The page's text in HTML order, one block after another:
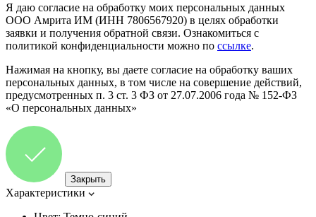
Я даю согласие на обработку моих персональных данных
ООО Амрита ИМ (ИНН 7806567920) в целях обработки
заявки и получения обратной связи. Ознакомиться с
политикой конфиденциальности можно по ссылке.
Нажимая на кнопку, вы даете согласие на обработку ваших
персональных данных, в том числе на совершение действий,
предусмотренных п. 3 ст. 3 ФЗ от 27.07.2006 года № 152-ФЗ
«О персональных данных»
Закрыть
Характеристики